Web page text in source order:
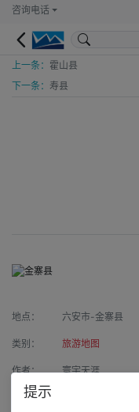
咨询电话
上一条： 霍山县
下一条： 寿县
地点： 六安市-金寨县
类别： 旅游地图
作者： 寰宇天涯
来源：
提示